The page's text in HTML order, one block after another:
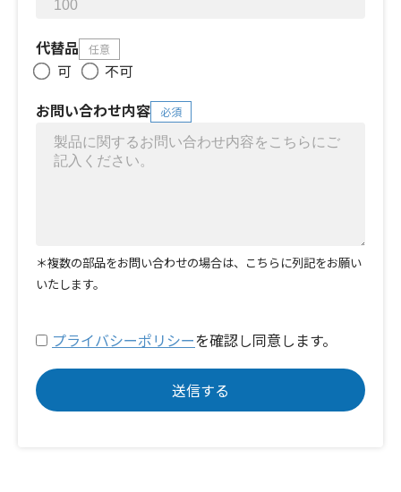
代替品 任意
可
不可
お問い合わせ内容
必須
＊複数の部品をお問い合わせの場合は、こちらに列記をお願い
いたします。
プライバシーポリシーを確認し同意します。